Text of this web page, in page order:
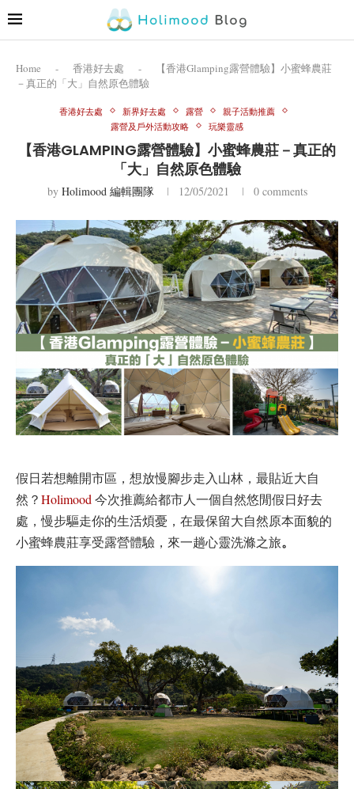
Home - 香港好去處 -
【香港Glamping露營體驗】小蜜蜂農莊
－真正的「大」自然原色體驗
香港好去處 新界好去處 露營
親子活動推薦
露營及戶外活動攻略
玩樂靈感
【香港GLAMPING露營體驗】小蜜蜂農莊－真正的
「大」自然原色體驗
by Holimood 編輯團隊 12/05/2021 0 comments
假日若想離開市區，想放慢腳步走入山林，最貼近大自
然？Holimood 今次推薦給都市人一個自然悠閒假日好去
處，慢步驅走你的生活煩憂，在最保留大自然原本面貌的
小蜜蜂農莊享受露營體驗，來一趟心靈洗滌之旅。